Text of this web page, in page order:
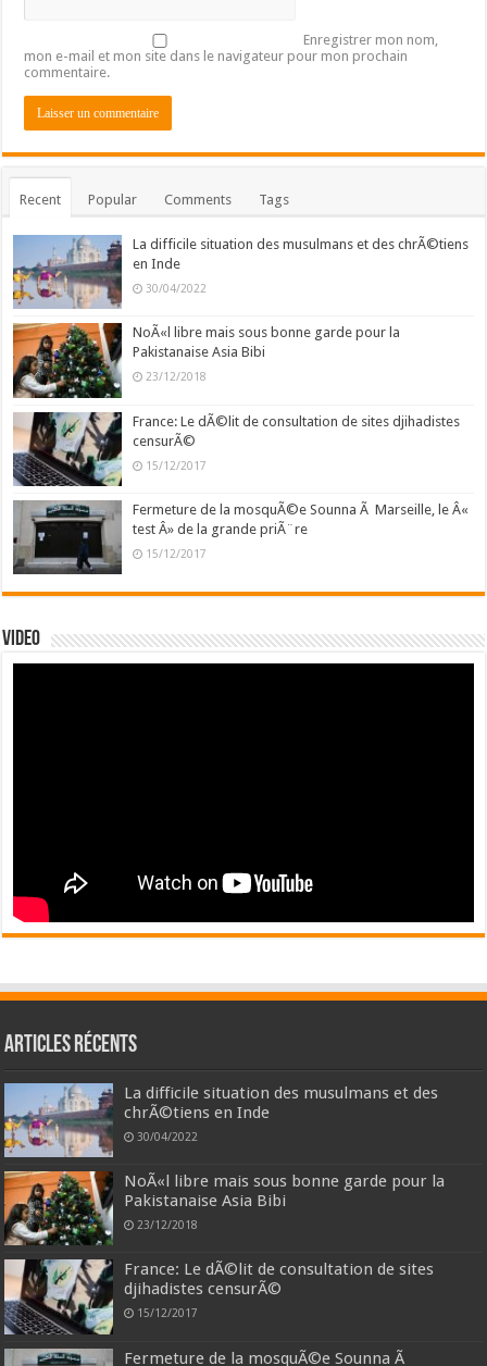
Enregistrer mon nom,
mon e-mail et mon site dans le navigateur pour mon prochain
commentaire.
Recent Popular Comments Tags
La difficile situation des musulmans et des chrÃ©tiens
en Inde
30/04/2022
NoÃ«l libre mais sous bonne garde pour la
Pakistanaise Asia Bibi
23/12/2018
France: Le dÃ©lit de consultation de sites djihadistes
censurÃ©
15/12/2017
Fermeture de la mosquÃ©e Sounna Ã Marseille, le Â«
test Â» de la grande priÃ¨re
15/12/2017
Video
Articles récents
La difficile situation des musulmans et des
chrÃ©tiens en Inde
30/04/2022
NoÃ«l libre mais sous bonne garde pour la
Pakistanaise Asia Bibi
23/12/2018
France: Le dÃ©lit de consultation de sites
djihadistes censurÃ©
15/12/2017
Fermeture de la mosquÃ©e Sounna Ã